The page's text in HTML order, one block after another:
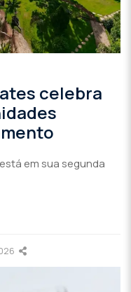
celebra
em sua segunda